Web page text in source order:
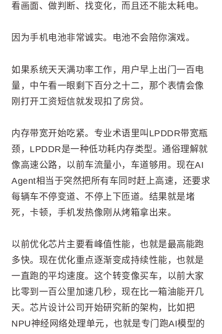
看画面、做判断、找变化，而且还不能太耗电。
因为手机电池非常诚实。电池不会陪你演戏。
如果系统天天满功率工作，用户早上出门一百电
量，中午看一眼剩下百分之十二，那个表情会像
刚打开工资短信就发现扣了房贷。
内存带宽开始吃紧。专业术语里叫LPDDR带宽瓶
颈，LPDDR是一种低功耗内存类型。通俗理解就
像高速公路，以前车流量小，车道够用。现在AI
Agent相当于突然把所有车同时赶上高速，还要求
每辆车不停变道、不停上下匝道。结果就是堵
死，卡顿，手机发热像刚从烤箱拿出来。
以前优化芯片主要看峰值性能，也就是最高能跑
多快。现在优化重点逐渐变成持续性能，也就是
一直跑的平均速度。这个转变像买车，以前大家
比零到一百公里加速几秒，现在比一箱油能开几
天。芯片设计公司开始研究新的架构，比如把
NPU神经网络处理单元，也就是专门跑AI模型的